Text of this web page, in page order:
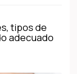
tipos de
adecuado